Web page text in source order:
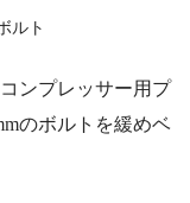
ルト
ンプレッサー用プ
のボルトを緩めベ